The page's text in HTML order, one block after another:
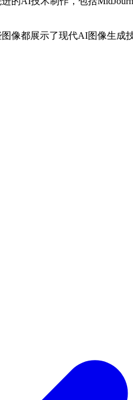
都展示了现代AI图像生成